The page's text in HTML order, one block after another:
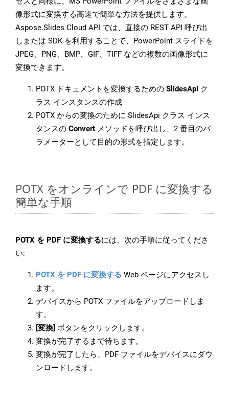
像形式に変換する高速で簡単な方法を提供します。
Aspose.Slides Cloud API では、直接の REST API 呼び出
しまたは SDK を利用することで、PowerPoint スライドを
JPEG、PNG、BMP、GIF、TIFF などの複数の画像形式に
変換できます。
POTX ドキュメントを変換するための SlidesApi ク
ラス インスタンスの作成
POTX からの変換のために SlidesApi クラス インス
タンスの Convert メソッドを呼び出し、2 番目のパ
ラメーターとして目的の形式を指定します。
POTX をオンラインで PDF に変換する
簡単な手順
POTX を PDF に変換するには、次の手順に従ってくださ
い:
POTX を PDF に変換する Web ページにアクセスし
ます。
デバイスから POTX ファイルをアップロードしま
す。
[変換] ボタンをクリックします。
変換が完了するまで待ちます。
変換が完了したら、PDF ファイルをデバイスにダウ
ンロードします。